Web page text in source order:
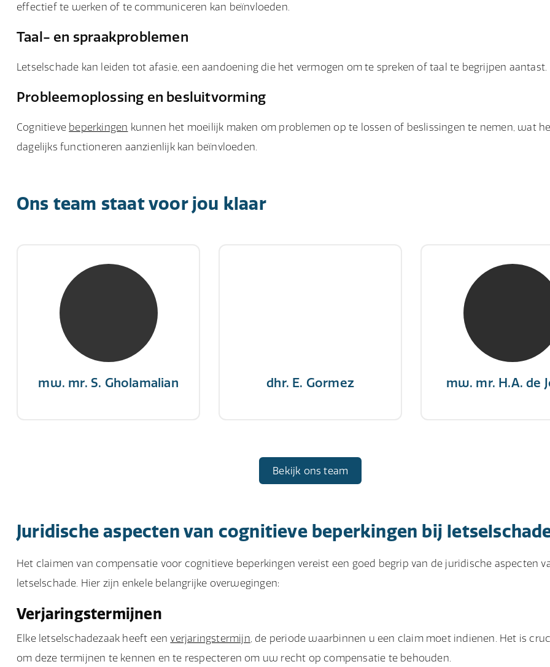
effectief te werken of te communiceren kan beïnvloeden.
Taal- en spraakproblemen
Letselschade kan leiden tot afasie, een aandoening die het vermogen om te spreken of taal te begrijpen aantast.
Probleemoplossing en besluitvorming
Cognitieve beperkingen kunnen het moeilijk maken om problemen op te lossen of beslissingen te nemen, wat
dagelijks functioneren aanzienlijk kan beïnvloeden.
Ons team staat voor jou klaar
mw. mr. S. Gholamalian
mw. mr. S. Gholamalian
NIVRE Register-Expert
“Als je de richting van de wind
niet kunt veranderen, verander
dan de stand van je zeilen.”
dhr. E. Gormez mw. mr. H.A. de
mw. mr. H.A. de
NIVRE Register-
"There is no elevator
you need to take the
Bekijk ons team
Juridische aspecten van cognitieve beperkingen bij
Het claimen van compensatie voor cognitieve beperkingen vereist een goed begrip van de juridische aspecten
letselschade. Hier zijn enkele belangrijke overwegingen:
Verjaringstermijnen
Elke letselschadezaak heeft eenverjaringstermijn, de periode waarbinnen u een claim moet indienen. Het is
om deze termijnen te kennen en te respecteren om uw recht op compensatie te behouden.